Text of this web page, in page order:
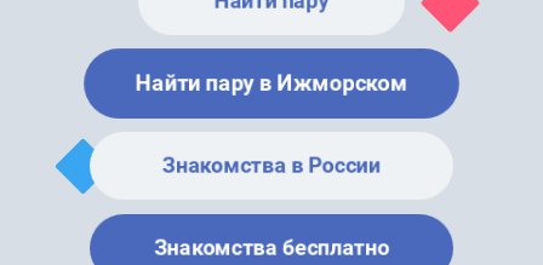
Найти пару в Ижморском
Знакомства в России
Знакомства бесплатно